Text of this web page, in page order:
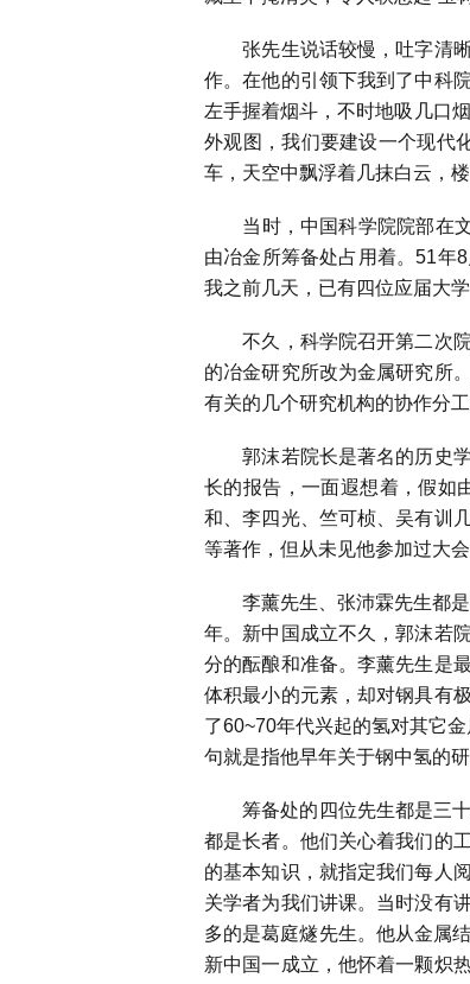
张先生说话较慢，吐字清晰
作。在他的引领下我到了中科
左手握着烟斗，不时地吸几口
外观图，我们要建设一个现代
车，天空中飘浮着几抹白云，
当时，中国科学院院部在
由冶金所筹备处占用着。51年8
我之前几天，已有四位应届大
不久，科学院召开第二次院
的冶金研究所改为金属研究所
有关的几个研究机构的协作分
郭沫若院长是著名的历史学
长的报告，一面遐想着，假如
和、李四光、竺可桢、吴有训
等著作，但从未见他参加过大会
李薰先生、张沛霖先生都是
年。新中国成立不久，郭沫若
分的酝酿和准备。李薰先生是
体积最小的元素，却对钢具有
了60~70年代兴起的氢对其它
句就是指他早年关于钢中氢的
筹备处的四位先生都是三十
都是长者。他们关心着我们的
的基本知识，就指定我们每人
关学者为我们讲课。当时没有
多的是葛庭燧先生。他从金属
新中国一成立，他怀着一颗炽